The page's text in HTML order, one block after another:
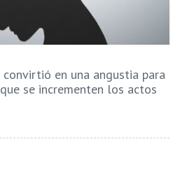
en una angustia para
se incrementen los actos